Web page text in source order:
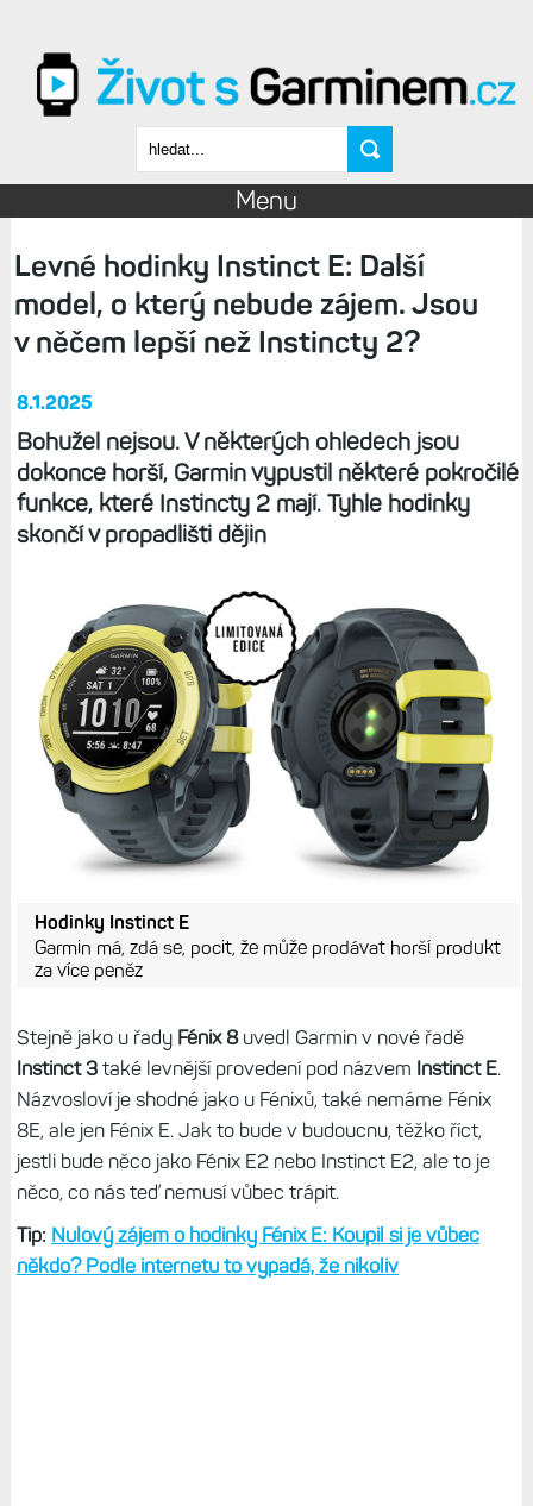
Vyhledávání
Menu
Levné hodinky Instinct E: Další
model, o který nebude zájem. Jsou
v něčem lepší než Instincty 2?
8.1.2025
Bohužel nejsou. V některých ohledech jsou
dokonce horší, Garmin vypustil některé pokročilé
funkce, které Instincty 2 mají. Tyhle hodinky
skončí v propadlišti dějin
Hodinky Instinct E
Garmin má, zdá se, pocit, že může prodávat horší produkt
za více peněz
Stejně jako u řady Fénix 8uvedl Garmin v nové řadě
Instinct 3také levnější provedení pod názvem Instinct E.
Názvosloví je shodné jako u Fénixů, také nemáme Fénix
8E, ale jen Fénix E. Jak to bude v budoucnu, těžko říct,
jestli bude něco jako Fénix E2 nebo Instinct E2, ale to je
něco, co nás teď nemusí vůbec trápit.
Tip: Nulový zájem o hodinky Fénix E: Koupil si je vůbec
někdo? Podle internetu to vypadá, že nikoliv